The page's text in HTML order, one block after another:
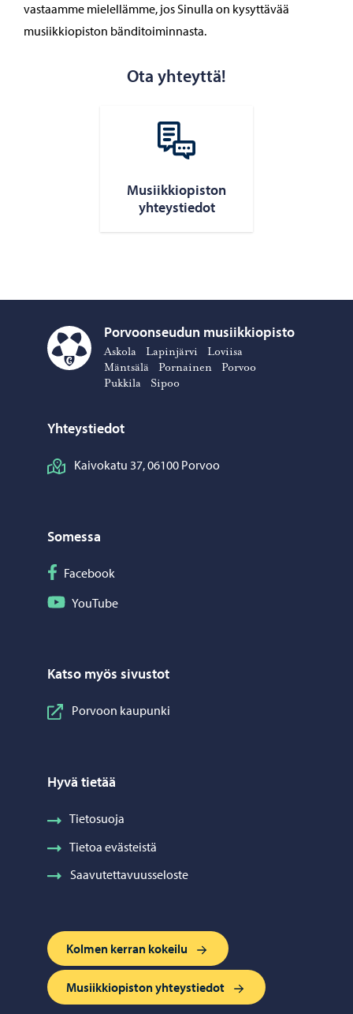
vastaamme mielellämme, jos Sinulla on kysyttävää
musiikkiopiston bänditoiminnasta.
Ota yhteyttä!
Musiikkiopiston
yhteystiedot
Porvoonseudun musiikkiopisto – Siirry kotisivulle
Porvoonseudun musiikkiopisto
Askola Lapinjärvi
Loviisa
Mäntsälä
Pornainen
Porvoo
Pukkila
Sipoo
Yhteystiedot
Kaivokatu 37, 06100 Porvoo
Somessa
Seuraa Facebook
Facebook
Seuraa YouTube
YouTube
Katso myös sivustot
Porvoon kaupunki
Hyvä tietää
Tietosuoja
Tietoa evästeistä
Saavutettavuusseloste
Kolmen kerran kokeilu
Musiikkiopiston yhteystiedot